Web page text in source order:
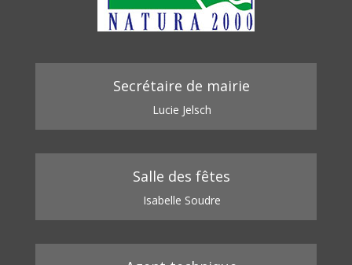
Secrétaire de mairie
Lucie Jelsch
Salle des fêtes
Isabelle Soudre